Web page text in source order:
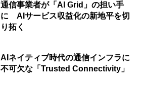
通信事業者が「AI Grid」の担い手
に AIサービス収益化の新地平を切
り拓く
AIネイティブ時代の通信インフラに
不可欠な「Trusted Connectivity」